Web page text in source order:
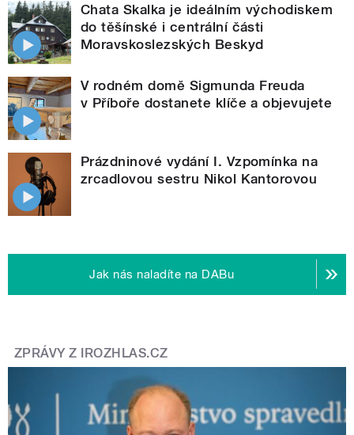
Chata Skalka je ideálním východiskem
do těšínské i centrální části
Moravskoslezských Beskyd
V rodném domě Sigmunda Freuda
v Příboře dostanete klíče a objevujete
Prázdninové vydání I. Vzpomínka na
zrcadlovou sestru Nikol Kantorovou
Jak nás naladíte na DABu
ZPRÁVY Z IROZHLAS.CZ